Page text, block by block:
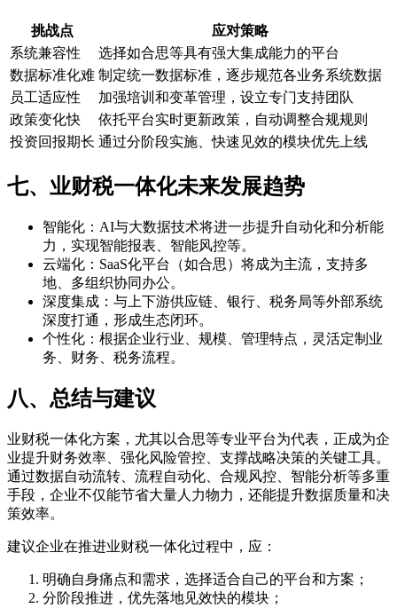
挑战点
应对策略
系统兼容性
选择如合思等具有强大集成能力的平台
数据标准化难 制定统一数据标准，逐步规范各业务系统数据
员工适应性
加强培训和变革管理，设立专门支持团队
政策变化快
依托平台实时更新政策，自动调整合规规则
投资回报期长 通过分阶段实施、快速见效的模块优先上线
七、业财税一体化未来发展趋势
智能化：AI与大数据技术将进一步提升自动化和分析能
力，实现智能报表、智能风控等。
云端化：SaaS化平台（如合思）将成为主流，支持多
地、多组织协同办公。
深度集成：与上下游供应链、银行、税务局等外部系统
深度打通，形成生态闭环。
个性化：根据企业行业、规模、管理特点，灵活定制业
务、财务、税务流程。
八、总结与建议
业财税一体化方案，尤其以合思等专业平台为代表，正成为企
业提升财务效率、强化风险管控、支撑战略决策的关键工具。
通过数据自动流转、流程自动化、合规风控、智能分析等多重
手段，企业不仅能节省大量人力物力，还能提升数据质量和决
策效率。
建议企业在推进业财税一体化过程中，应：
明确自身痛点和需求，选择适合自己的平台和方案；
分阶段推进，优先落地见效快的模块；